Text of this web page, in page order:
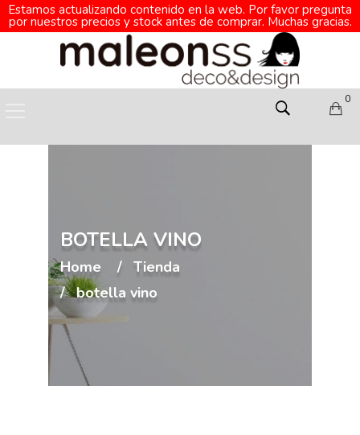
Estamos actualizando contenido en la web. Por favor pregunta
por nuestros precios y stock antes de comprar. Muchas gracias.
0
BOTELLA VINO
Home
Tienda
botella vino